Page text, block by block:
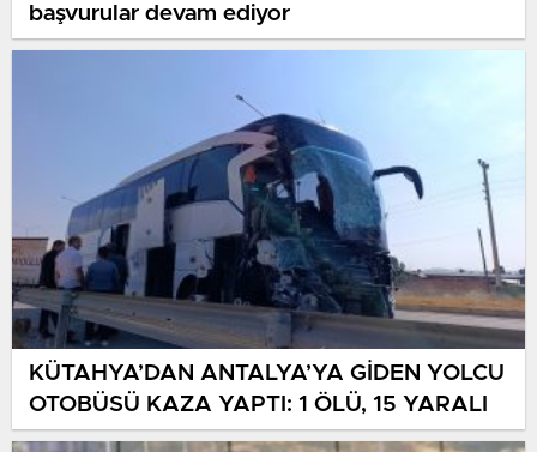
başvurular devam ediyor
KÜTAHYA’DAN ANTALYA’YA GİDEN YOLCU
OTOBÜSÜ KAZA YAPTI: 1 ÖLÜ, 15 YARALI